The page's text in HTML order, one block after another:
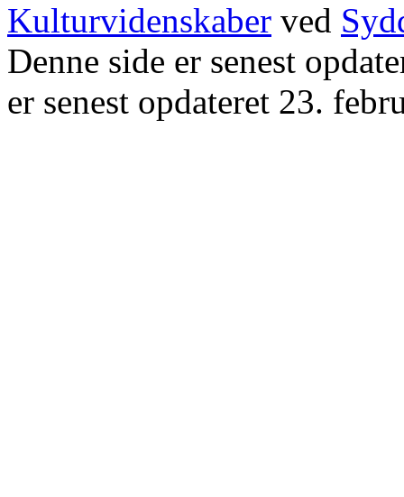
Kulturvidenskaber ved
Denne side er senest
er senest opdateret 23.